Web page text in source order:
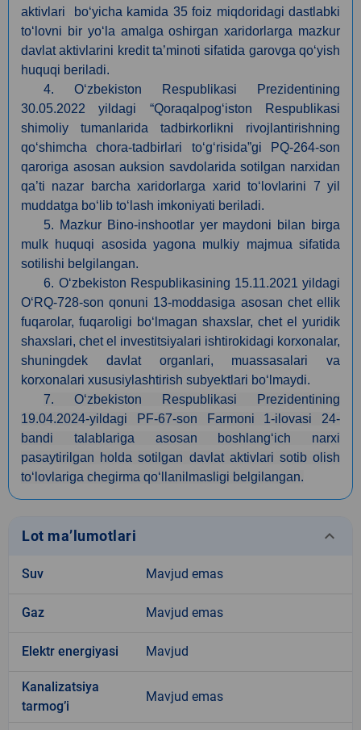
aktivlari bo‘yicha kamida 35 foiz miqdoridagi dastlabki
to‘lovni bir yo‘la amalga oshirgan xaridorlarga mazkur
davlat aktivlarini kredit ta’minoti sifatida garovga qo‘yish
huquqi beriladi.
4. O‘zbekiston Respublikasi Prezidentining
30.05.2022 yildagi “Qoraqalpog‘iston Respublikasi
shimoliy tumanlarida tadbirkorlikni rivojlantirishning
qo‘shimcha chora-tadbirlari to‘g‘risida”gi PQ-264-son
qaroriga asosan auksion savdolarida sotilgan narxidan
qa’ti nazar barcha xaridorlarga xarid to‘lovlarini 7 yil
muddatga bo‘lib to‘lash imkoniyati beriladi.
5. Mazkur Bino-inshootlar yer maydoni bilan birga
mulk huquqi asosida yagona mulkiy majmua sifatida
sotilishi belgilangan.
6. O‘zbekiston Respublikasining 15.11.2021 yildagi
O‘RQ-728-son qonuni 13-moddasiga asosan сhet ellik
fuqarolar, fuqaroligi bo‘lmagan shaxslar, chet el yuridik
shaxslari, chet el investitsiyalari ishtirokidagi korxonalar,
shuningdek davlat organlari, muassasalari va
korxonalari xususiylashtirish subyektlari bo‘lmaydi.
7. O‘zbekiston Respublikasi Prezidentining
19.04.2024-yildagi PF-67-son Farmoni 1-ilovasi 24-
bandi talablariga asosan boshlang‘ich narxi
pasaytirilgan holda sotilgan davlat aktivlari sotib olish
to‘lovlariga chegirma qo‘llanilmasligi belgilangan.
Lot ma’lumotlari keyboard_arrow_down
Suv Mavjud emas
Gaz Mavjud emas
Elektr energiyasi Mavjud
Kanalizatsiya
tarmogʼi
Mavjud emas